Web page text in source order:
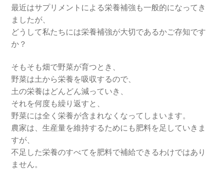
最近はサプリメントによる栄養補強も一般的になってき
ましたが、
どうして私たちには栄養補強が大切であるかご存知です
か？
そもそも畑で野菜が育つとき、
野菜は土から栄養を吸収するので、
土の栄養はどんどん減っていき、
それを何度も繰り返すと、
野菜には全く栄養が含まれなくなってしまいます。
農家は、生産量を維持するためにも肥料を足していきま
すが、
不足した栄養のすべてを肥料で補給できるわけではあり
ません。